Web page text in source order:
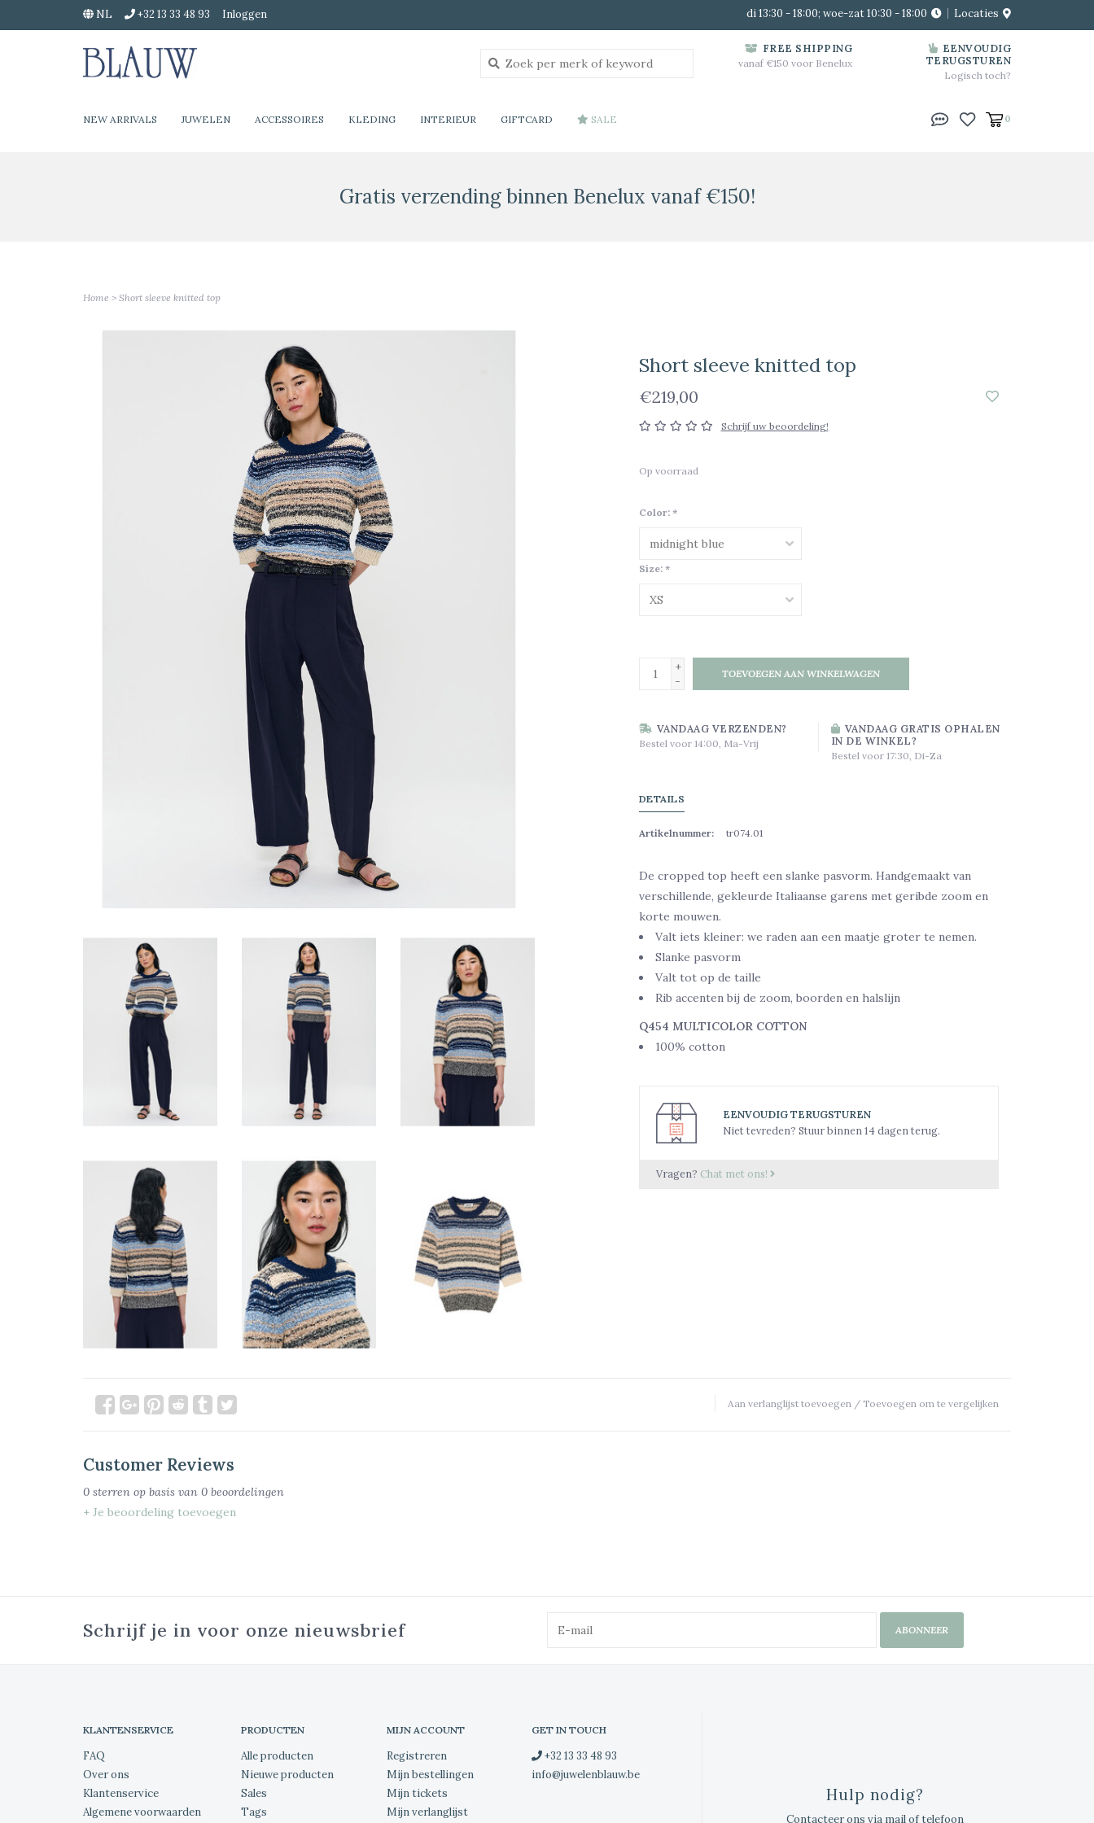
NL +32 13 33 48 93 Inloggen di 13:30 - 18:00; woe-zat 10:30 - 18:00 Locaties
FREE SHIPPING
vanaf €150 voor Benelux
EENVOUDIG
TERUGSTUREN
Logisch toch?
NEW ARRIVALS JUWELEN ACCESSOIRES KLEDING INTERIEUR GIFTCARD SALE 0
Gratis verzending binnen Benelux vanaf €150!
Home > Short sleeve knitted top
Short sleeve knitted top
€219,00
Schrijf uw beoordeling!
Op voorraad
Color: *
Size: *
+
-
TOEVOEGEN AAN WINKELWAGEN
VANDAAG VERZENDEN?
Bestel voor 14:00, Ma-Vrij
VANDAAG GRATIS OPHALEN
IN DE WINKEL?
Bestel voor 17:30, Di-Za
DETAILS
Artikelnummer: tr074.01
De croppedtop heeft een slanke pasvorm. Handgemaakt van
verschillende, gekleurde Italiaanse garens met geribde zoom en
korte mouwen.
Valt iets kleiner: we raden aan een maatje groter te nemen.
Slanke pasvorm
Valt tot op de taille
Rib accenten bij de zoom, boorden en halslijn
Q454 MULTICOLOR COTTON
100% cotton
EENVOUDIG TERUGSTUREN
Niet tevreden? Stuur binnen 14 dagen terug.
Vragen? Chat met ons!
Aan verlanglijst toevoegen / Toevoegen om te vergelijken
Customer Reviews
0 sterren op basis van 0 beoordelingen
+ Je beoordeling toevoegen
Schrijf je in voor onze nieuwsbrief ABONNEER
KLANTENSERVICE
FAQ
Over ons
Klantenservice
Algemene voorwaarden
PRODUCTEN
Alle producten
Nieuwe producten
Sales
Tags
MIJN ACCOUNT
Registreren
Mijn bestellingen
Mijn tickets
Mijn verlanglijst
GET IN TOUCH
+32 13 33 48 93
info@juwelenblauw.be
Hulp nodig?
Contacteer ons via mail of telefoon